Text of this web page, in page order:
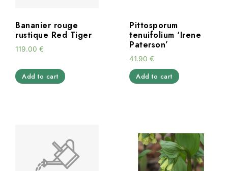
Bananier rouge
rustique Red Tiger
119.00 €
Add to cart
Pittosporum
tenuifolium ‘Irene
Paterson’
41.90 €
Add to cart